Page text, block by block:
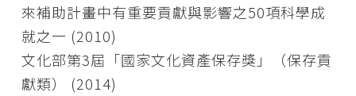
來補助計畫中有重要貢獻與影響之50項科學成
就之一 (2010)
文化部第3屆「國家文化資產保存獎」（保存貢
獻類） (2014)